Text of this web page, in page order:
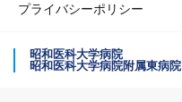
プライバシーポリシー
昭和医科大学病院
昭和医科大学病院附属東病院